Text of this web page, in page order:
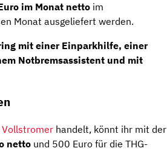
im Monat netto im
Monat ausgeliefert werden.
mit einer Einparkhilfe, einer
Notbremsassistent und mit
Vollstromer handelt, könnt ihr mit der
netto und 500 Euro für die THG-